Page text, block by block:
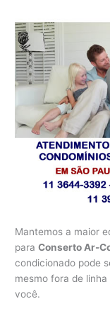
Mantemos a maior
paraConserto Ar-
condicionado pode
mesmo fora de
você.